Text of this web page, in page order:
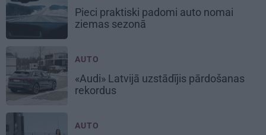
Pieci praktiski padomi auto nomai
ziemas sezonā
AUTO
«Audi» Latvijā uzstādījis pārdošanas
rekordus
AUTO